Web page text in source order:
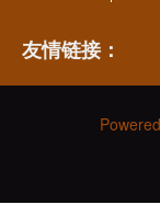
友情链接：